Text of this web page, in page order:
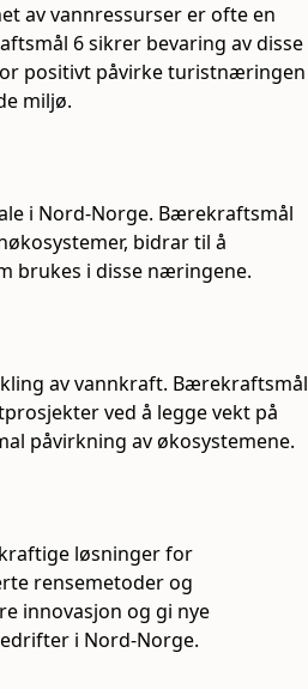
av vannressurser er ofte en
6 sikrer bevaring av disse
positivt påvirke turistnæringen
miljø.
i Nord-Norge. Bærekraftsmål
bidrar til å
brukes i disse næringene.
av vannkraft. Bærekraftsmål
ved å legge vekt på
påvirkning av økosystemene.
løsninger for
rensemetoder og
innovasjon og gi nye
i Nord-Norge.